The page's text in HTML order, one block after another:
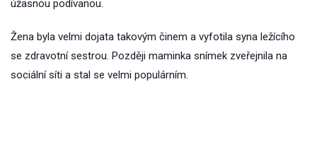
úžasnou podívanou.
Žena byla velmi dojata takovým činem a vyfotila syna ležícího
se zdravotní sestrou. Později maminka snímek zveřejnila na
sociální síti a stal se velmi populárním.